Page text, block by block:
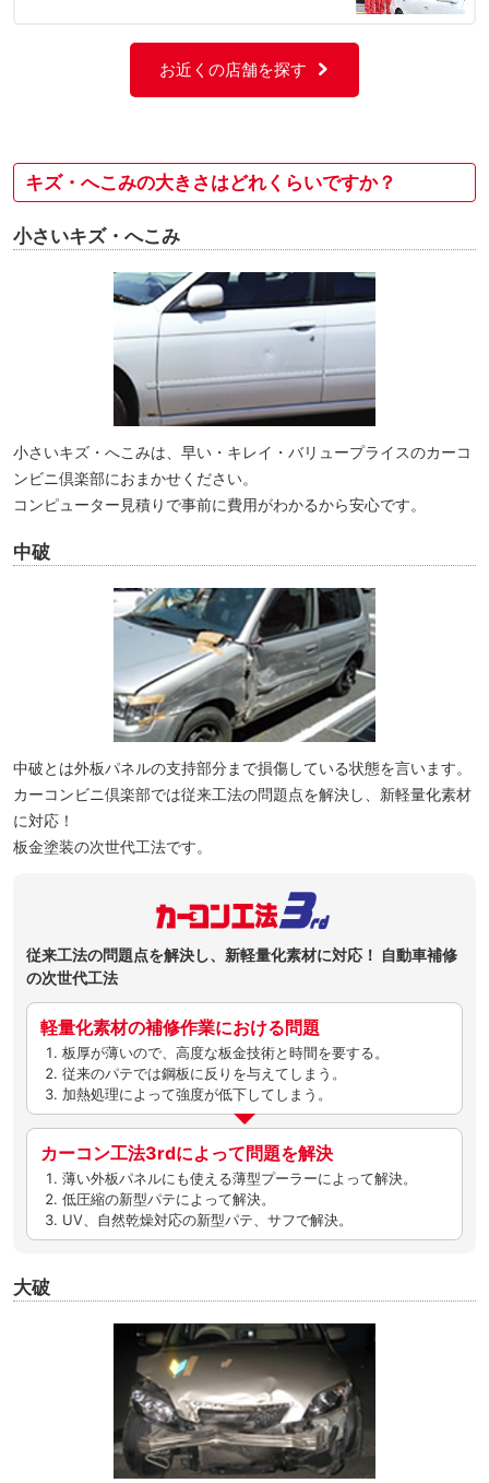
お近くの店舗を探す
キズ・へこみの大きさはどれくらいですか？
小さいキズ・へこみ
小さいキズ・へこみは、早い・キレイ・バリュープライスのカーコ
ンビニ倶楽部におまかせください。
コンピューター見積りで事前に費用がわかるから安心です。
中破
中破とは外板パネルの支持部分まで損傷している状態を言います。
カーコンビニ倶楽部では従来工法の問題点を解決し、新軽量化素材
に対応！
板金塗装の次世代工法です。
従来工法の問題点を解決し、新軽量化素材に対応！ 自動車補修
の次世代工法
軽量化素材の補修作業における問題
板厚が薄いので、高度な板金技術と時間を要する。
従来のパテでは鋼板に反りを与えてしまう。
加熱処理によって強度が低下してしまう。
カーコン工法3rdによって問題を解決
薄い外板パネルにも使える薄型プーラーによって解決。
低圧縮の新型パテによって解決。
UV、自然乾燥対応の新型パテ、サフで解決。
大破